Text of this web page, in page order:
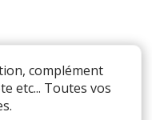
les mêmes
CONTRIBUTEUR
évidemment il
de place dans la
complément
etc... Toutes vos